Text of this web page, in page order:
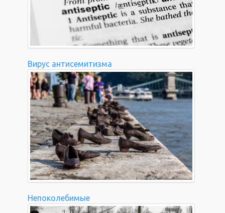
Вирус антисемитизма
Непоколебимые